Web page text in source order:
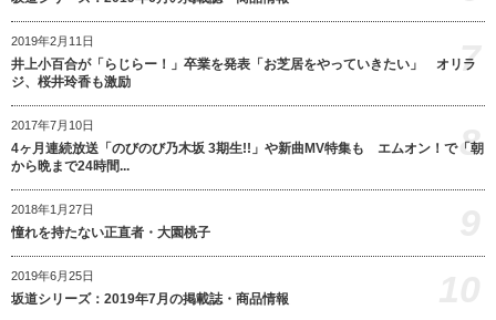
2019年2月11日
井上小百合が「らじらー！」卒業を発表「お芝居をやっていきたい」 オリラ
ジ、桜井玲香も激励
7
2017年7月10日
4ヶ月連続放送「のびのび乃木坂 3期生!!」や新曲MV特集も エムオン！で「朝
から晩まで24時間...
8
2018年1月27日
憧れを持たない正直者・大園桃子
2019年6月25日
坂道シリーズ：2019年7月の掲載誌・商品情報